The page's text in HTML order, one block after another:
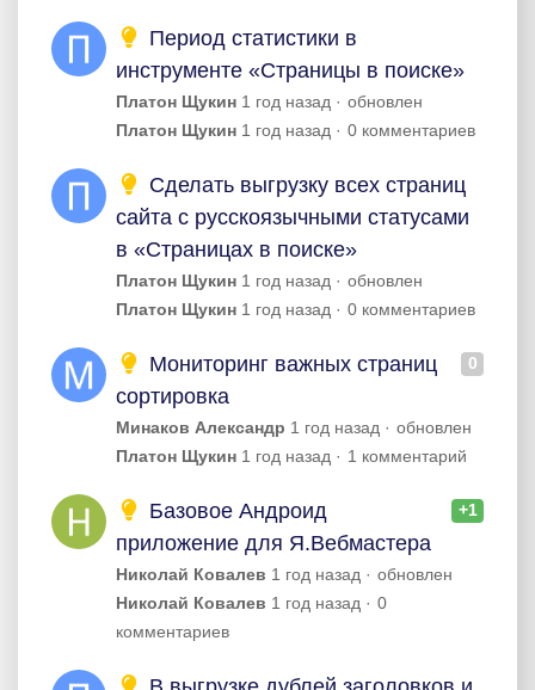
Период статистики в
инструменте «Страницы в поиске»
Платон Щукин 1 год назад
обновлен
Платон Щукин 1 год назад 0 комментариев
Сделать выгрузку всех страниц
сайта с русскоязычными статусами
в «Страницах в поиске»
Платон Щукин 1 год назад
обновлен
Платон Щукин 1 год назад 0 комментариев
0
Мониторинг важных страниц
сортировка
Минаков Александр 1 год назад
обновлен
Платон Щукин 1 год назад 1 комментарий
+1
Базовое Андроид
приложение для Я.Вебмастера
Николай Ковалев 1 год назад
обновлен
Николай Ковалев 1 год назад
0
комментариев